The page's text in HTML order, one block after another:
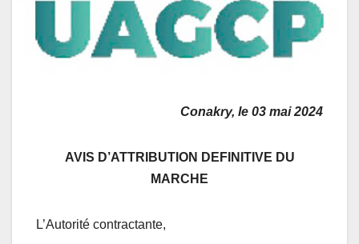
Conakry, le 03 mai 2024
AVIS D’ATTRIBUTION DEFINITIVE DU
MARCHE
L’Autorité contractante,